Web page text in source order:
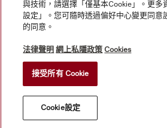
© Copyright, Miele Hong Kong Ltd. All rights
與技術，請選擇「僅基本Cookie」。更多
設定」。您可隨時透過偏好中心變更同意
的同意。
法律聲明 網上私隱政策 Cookies
接受所有 Cookie
Cookie設定